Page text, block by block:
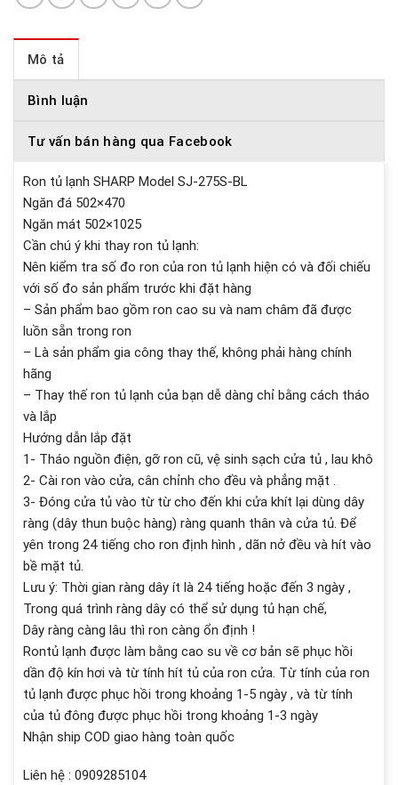
Mô tả
Bình luận
Tư vấn bán hàng qua Facebook
Ron tủ lạnh SHARP Model SJ-275S-BL
Ngăn đá 502×470
Ngăn mát 502×1025
Cần chú ý khi thay ron tủ lạnh:
Nên kiểm tra số đo ron của ron tủ lạnh hiện có và đối chiếu
với số đo sản phẩm trước khi đặt hàng
– Sản phẩm bao gồm ron cao su và nam châm đã được
luồn sẵn trong ron
– Là sản phẩm gia công thay thế, không phải hàng chính
hãng
– Thay thế ron tủ lạnh của bạn dễ dàng chỉ bằng cách tháo
và lắp
Hướng dẫn lắp đặt
1- Tháo nguồn điện, gỡ ron cũ, vệ sinh sạch cửa tủ , lau khô
2- Cài ron vào cửa, cân chỉnh cho đều và phẳng mặt .
3- Đóng cửa tủ vào từ từ cho đến khi cửa khít lại dùng dây
ràng (dây thun buộc hàng) ràng quanh thân và cửa tủ. Để
yên trong 24 tiếng cho ron định hình , dãn nở đều và hít vào
bề mặt tủ.
Lưu ý: Thời gian ràng dây ít là 24 tiếng hoặc đến 3 ngày ,
Trong quá trình ràng dây có thể sử dụng tủ hạn chế,
Dây ràng càng lâu thì ron càng ổn định !
Rontủ lạnh được làm bằng cao su về cơ bản sẽ phục hồi
dần độ kín hơi và từ tính hít tủ của ron cửa. Từ tính của ron
tủ lạnh được phục hồi trong khoảng 1-5 ngày , và từ tính
của tủ đông được phục hồi trong khoảng 1-3 ngày
Nhận ship COD giao hàng toàn quốc
Liên hệ : 0909285104